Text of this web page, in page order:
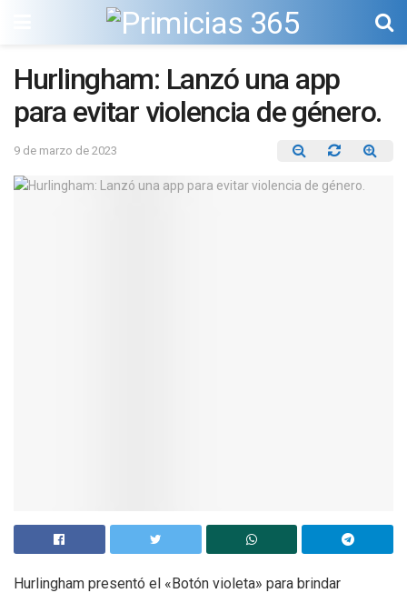
Hurlingham: Lanzó una app
para evitar violencia de género.
9 de marzo de 2023
Hurlingham presentó el «Botón violeta» para brindar